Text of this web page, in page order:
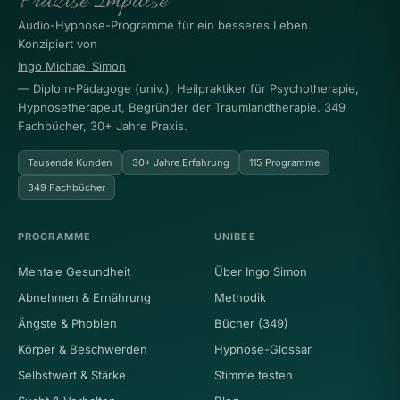
Audio-Hypnose-Programme für ein besseres Leben.
Konzipiert von
Ingo Michael Simon
— Diplom-Pädagoge (univ.), Heilpraktiker für Psychotherapie,
Hypnosetherapeut, Begründer der Traumlandtherapie. 349
Fachbücher, 30+ Jahre Praxis.
Tausende Kunden 30+ Jahre Erfahrung
115 Programme
349 Fachbücher
PROGRAMME
Mentale Gesundheit
Abnehmen & Ernährung
Ängste & Phobien
Körper & Beschwerden
Selbstwert & Stärke
UNIBEE
Über Ingo Simon
Methodik
Bücher (349)
Hypnose-Glossar
Stimme testen